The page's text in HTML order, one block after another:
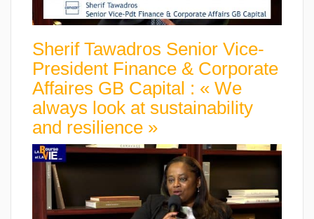
Sherif Tawadros Senior Vice-
President Finance & Corporate
Affaires GB Capital : « We
always look at sustainability
and resilience »